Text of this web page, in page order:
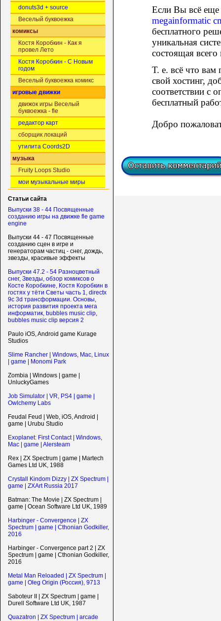
donuts3d + source
Веселый буквоежка
комиксы
Костя Коробкин - Как я
провел Лето
Костя Коробкин - С Новым
годом
Веселый буквоежка комикс
игровые движки
движок игры Веселый
буквоежка - fle
редактор карт
сборщик локаций
утилита Coords2D
музыка
Fruity Loops Studio
мои музыкальные миры
Статьи сайта
Выпуски 38 - 44 Посвященные
созданию игры на движке fle game
engine
Выпуски 44 - 47 Посвященные
созданию сцен в игре и
генераторам частиц - снег, дождь,
звезды, красивые эффекты
Выпуски 47.2 - 54 Разноцветный
снег, Звезды, обзор комиксов о
Косте Коробкине, Костя Коробкин в
гостях у тёти Светы часть 1, directx
9c 3d трансформации. Основы,
история развития проекта мега
информатик, bubbles music clip,
bubbles music clip версия 2
Paulo iOS, Android game Kurage
Studios
Slime Rancher | Windows, Mac, Linux
| game | Monomi Park
Zombia | Windows | game |
UnluckyGames
Job Simulator | VR, PS4 | game |
Owlchemy Labs
Feudal Feud | Web, iOS, Android |
game | Urubu Studio
Exoplanet: First Contact | Windows,
Mac | game | Alersteam
Rex | ZX Spectrum | game | Martech
Games Ltd UK, 1988
Crystall Kindom Dizzy | ZX Spectrum |
game | ZXArt Russia 2017
Batman: The Movie | ZX Spectrum |
game | Ocean Software Ltd UK, 1989
Harbinger - Convergence | ZX
Spectrum | game | Cthonian Godkiller,
2016
Harbinger - Convergence part 2 | ZX
Spectrum | game | Cthonian Godkiller,
2016
Metal Man Reloaded | ZX Spectrum |
game | Oleg Origin (Россия), 9713
Saboteur II | ZX Spectrum | game |
Durell Software Ltd UK, 1987
Quazatron | ZX Spectrum | arcade
Если Вы всё еще
megainformatic
бесплатного
уникальная
состоящая
Т. е. всё что вам
свой хостинг,
соответствии с
бесплатный
Добро